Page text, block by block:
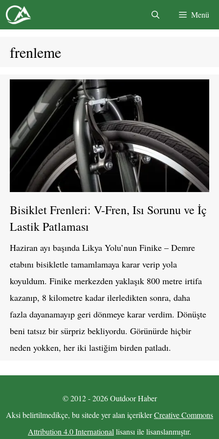
İçeriğe
atla
Menü
frenleme
Bisiklet Frenleri: V-Fren, Isı Sorunu ve İç
Lastik Patlaması
Haziran ayı başında Likya Yolu’nun Finike – Demre
etabını bisikletle tamamlamaya karar verip yola
koyuldum. Finike merkezden yaklaşık 800 metre irtifa
kazanıp, 8 kilometre kadar ilerledikten sonra, daha
fazla dayanamayıp geri dönmeye karar verdim. Dönüşte
beni tatsız bir sürpriz bekliyordu. Görünürde hiçbir
neden yokken, her iki lastiğim birden patladı.
© 2012 - 2026 Outdoor Haber
Aksi belirtilmedikçe, bu sitede yer alan içeriklerCreative Commons
Attribution 4.0 International lisansı ile lisanslanmıştır.